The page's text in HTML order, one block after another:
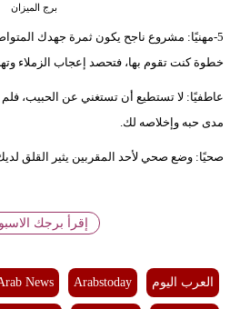
برج الميزان
5-مهنيًا: مشروع ناجح يكون ثمرة جهدك
خطوة كنت تقوم بها، فتحصد إعجاب الزملاء
عاطفيًا: لا تستطيع أن تستغني عن الحبيب، فلم
مدى حبه وإخلاصه لك.
صحيًا: وضع صحي لأحد المقربين يثير القلق
إقرأ برجك
العرب اليوم Arabstoday
News